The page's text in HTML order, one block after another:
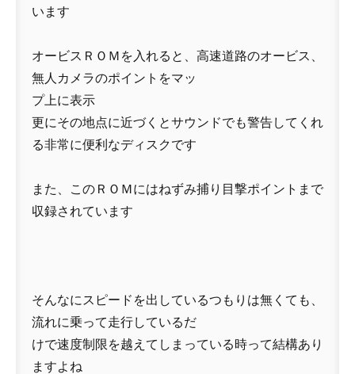
います
オービスＲＯＭを入れると、高速道路のオービス、
無人カメラのポイントをマッ
プ上に表示
更にその地点に近づくとサウンドでも警告してくれ
る非常に便利なディスクです
また、このＲＯＭにはねずみ捕り目撃ポイントまで
収録されています
そんなにスピードを出しているつもりは無くても、
流れに乗って走行しているだ
けで速度制限を越えてしまっている時って結構あり
ますよね